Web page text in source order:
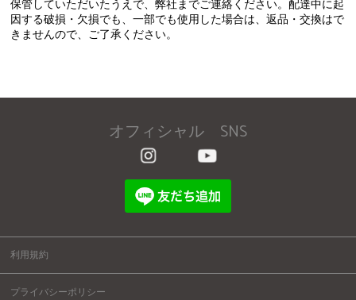
保管していただいたうえで、弊社までご連絡ください。配達中に起
因する破損・欠損でも、一部でも使用した場合は、返品・交換はで
きませんので、ご了承ください。
オフィシャル SNS
利用規約
プライバシーポリシー